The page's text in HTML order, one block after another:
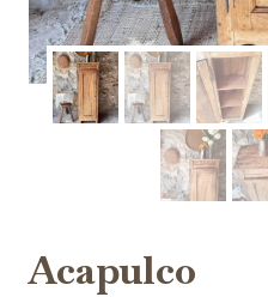
Acapulco